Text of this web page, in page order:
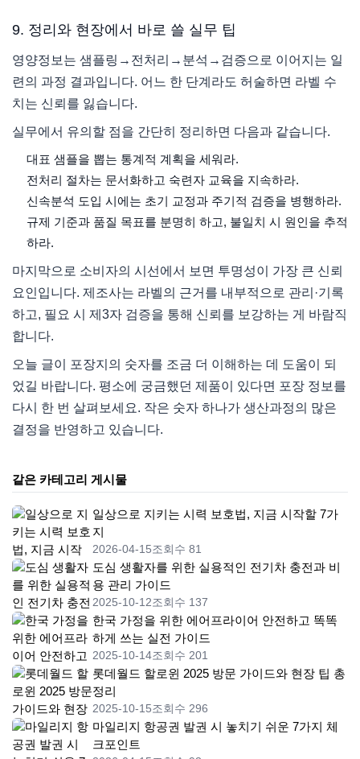
9. 정리와 현장에서 바로 쓸 실무 팁
영양정보는 샘플링→전처리→분석→검증으로 이어지는 일
련의 과정 결과입니다. 어느 한 단계라도 허술하면 라벨 수
치는 신뢰를 잃습니다.
실무에서 유의할 점을 간단히 정리하면 다음과 같습니다.
대표 샘플을 뽑는 통계적 계획을 세워라.
전처리 절차는 문서화하고 숙련자 교육을 지속하라.
신속분석 도입 시에는 초기 교정과 주기적 검증을 병행하라.
규제 기준과 품질 목표를 분명히 하고, 불일치 시 원인을 추적
하라.
마지막으로 소비자의 시선에서 보면 투명성이 가장 큰 신뢰
요인입니다. 제조사는 라벨의 근거를 내부적으로 관리·기록
하고, 필요 시 제3자 검증을 통해 신뢰를 보강하는 게 바람직
합니다.
오늘 글이 포장지의 숫자를 조금 더 이해하는 데 도움이 되
었길 바랍니다. 평소에 궁금했던 제품이 있다면 포장 정보를
다시 한 번 살펴보세요. 작은 숫자 하나가 생산과정의 많은
결정을 반영하고 있습니다.
같은 카테고리 게시물
일상으로 지키는 시력 보호법, 지금 시작할 7가
지
2026-04-15조회수 81
도심 생활자를 위한 실용적인 전기차 충전과 비
용 관리 가이드
2025-10-12조회수 137
한국 가정을 위한 에어프라이어 안전하고 똑똑
하게 쓰는 실전 가이드
2025-10-14조회수 201
롯데월드 할로윈 2025 방문 가이드와 현장 팁 총
정리
2025-10-15조회수 296
마일리지 항공권 발권 시 놓치기 쉬운 7가지 체
크포인트